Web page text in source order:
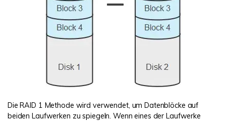
Die RAID 1 Methode wird verwendet, um Datenblöcke auf
beiden Laufwerken zu spiegeln. Wenn eines der Laufwerke